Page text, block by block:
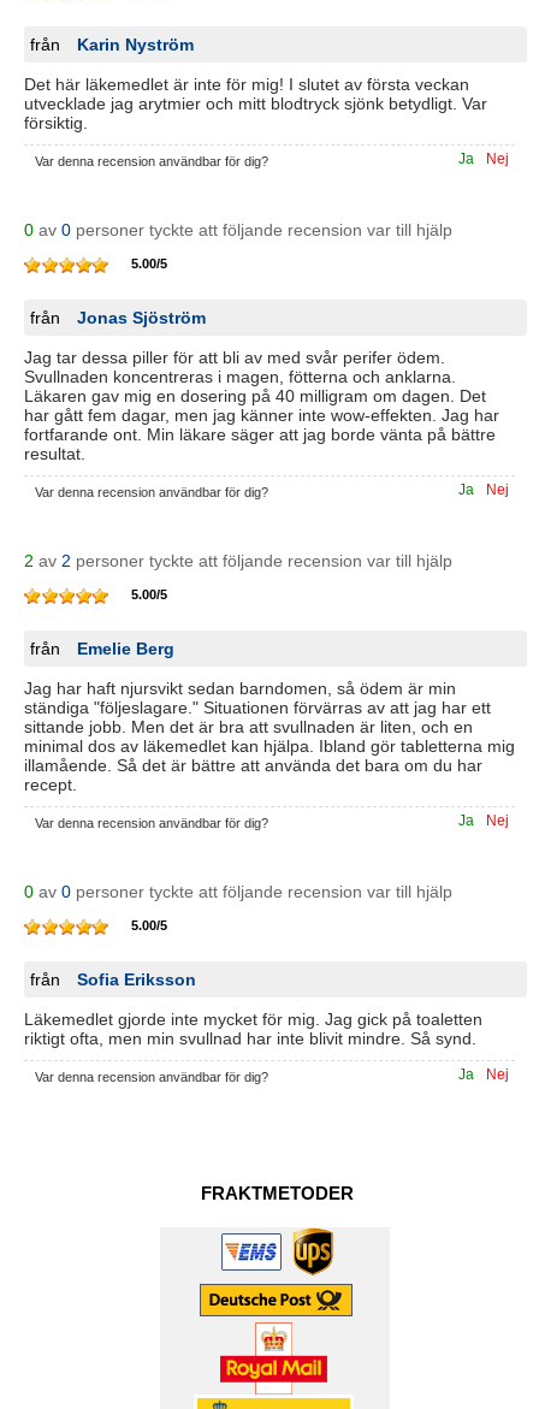
från Karin Nyström
Det här läkemedlet är inte för mig! I slutet av första veckan
utvecklade jag arytmier och mitt blodtryck sjönk betydligt. Var
försiktig.
Nej
Ja
Var denna recension användbar för dig?
0 av 0 personer tyckte att följande recension var till hjälp
5.00/5
från Jonas Sjöström
Jag tar dessa piller för att bli av med svår perifer ödem.
Svullnaden koncentreras i magen, fötterna och anklarna.
Läkaren gav mig en dosering på 40 milligram om dagen. Det
har gått fem dagar, men jag känner inte wow-effekten. Jag har
fortfarande ont. Min läkare säger att jag borde vänta på bättre
resultat.
Nej
Ja
Var denna recension användbar för dig?
2 av 2 personer tyckte att följande recension var till hjälp
5.00/5
från Emelie Berg
Jag har haft njursvikt sedan barndomen, så ödem är min
ständiga "följeslagare." Situationen förvärras av att jag har ett
sittande jobb. Men det är bra att svullnaden är liten, och en
minimal dos av läkemedlet kan hjälpa. Ibland gör tabletterna mig
illamående. Så det är bättre att använda det bara om du har
recept.
Nej
Ja
Var denna recension användbar för dig?
0 av 0 personer tyckte att följande recension var till hjälp
5.00/5
från Sofia Eriksson
Läkemedlet gjorde inte mycket för mig. Jag gick på toaletten
riktigt ofta, men min svullnad har inte blivit mindre. Så synd.
Nej
Ja
Var denna recension användbar för dig?
FRAKTMETODER